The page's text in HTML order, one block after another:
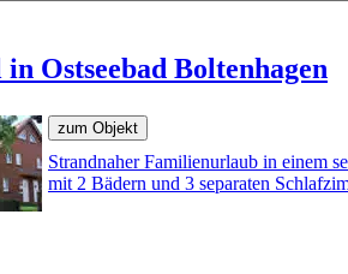
Ostseebad Boltenhagen
Strandnaher Familienurlaub in einem
mit 2 Bädern und 3 separaten